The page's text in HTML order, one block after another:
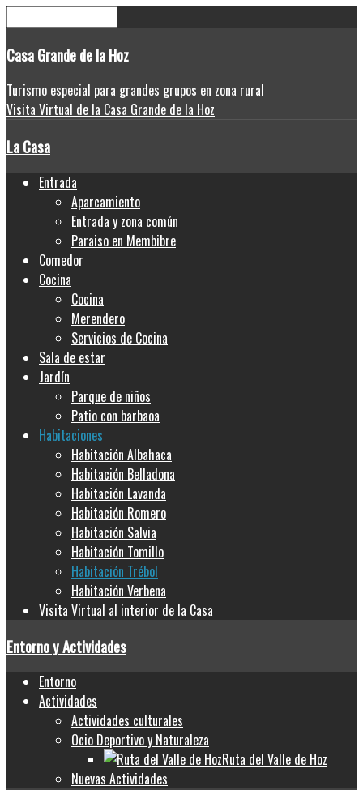
CasaGrande de la Hoz
Turismo especial para grandes grupos en zona rural
Visita Virtual de la Casa Grande de la Hoz
La Casa
Entrada
Aparcamiento
Entrada y zona común
Paraiso en Membibre
Comedor
Cocina
Cocina
Merendero
Servicios de Cocina
Sala de estar
Jardín
Parque de niños
Patio con barbaoa
Habitaciones
Habitación Albahaca
Habitación Belladona
Habitación Lavanda
Habitación Romero
Habitación Salvia
Habitación Tomillo
Habitación Trébol
Habitación Verbena
Visita Virtual al interior de la Casa
Entorno y Actividades
Entorno
Actividades
Actividades culturales
Ocio Deportivo y Naturaleza
Ruta del Valle de Hoz
Nuevas Actividades